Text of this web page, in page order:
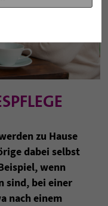
zu Hause
dabei selbst
wenn
sind, bei einer
nach einem